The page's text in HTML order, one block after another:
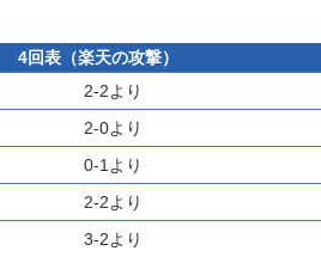
4回表（楽天の攻撃）
2-2より
2-0より
0-1より
2-2より
3-2より